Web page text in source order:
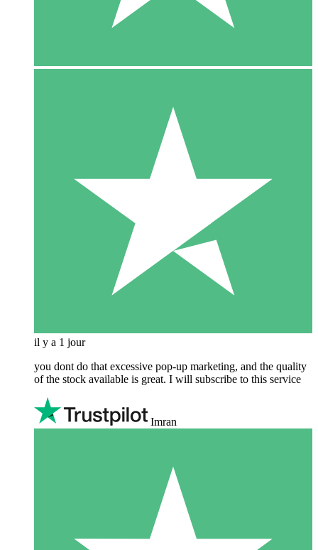
il y a 1 jour
you dont do that excessive pop-up marketing, and the quality
of the stock available is great. I will subscribe to this service
Imran